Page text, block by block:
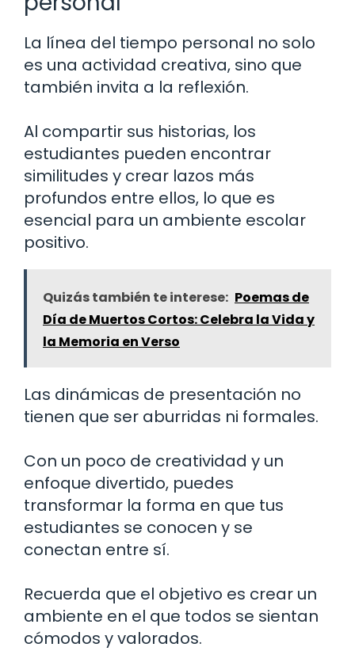
La línea del tiempo personal no solo
es una actividad creativa, sino que
también invita a la reflexión.
Al compartir sus historias, los
estudiantes pueden encontrar
similitudes y crear lazos más
profundos entre ellos, lo que es
esencial para un ambiente escolar
positivo.
Quizás también te interese: Poemas de
Día de Muertos Cortos: Celebra la Vida y
la Memoria en Verso
Las dinámicas de presentación no
tienen que ser aburridas ni formales.
Con un poco de creatividad y un
enfoque divertido, puedes
transformar la forma en que tus
estudiantes se conocen y se
conectan entre sí.
Recuerda que el objetivo es crear un
ambiente en el que todos se sientan
cómodos y valorados.